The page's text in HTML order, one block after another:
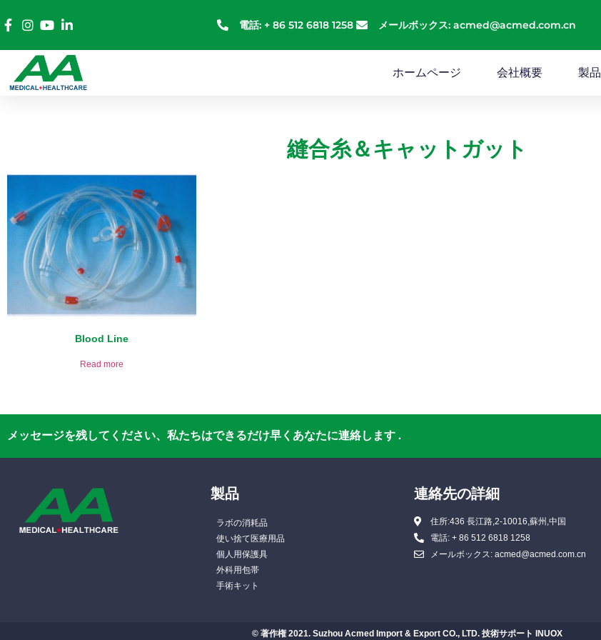
電話: + 86 512 6818 1258 メールボックス: acmed@acmed.com.cn
ホームページ 会社概要 製品
縫合糸＆キャットガット
Blood Line
Read more
メッセージを残してください、私たちはできるだけ早くあなたに連絡します .
製品
ラボの消耗品
使い捨て医療用品
個人用保護具
外科用包帯
手術キット
連絡先の詳細
住所:436 長江路,2-10016,蘇州,中国
電話: + 86 512 6818 1258
メールボックス: acmed@acmed.com.cn
© 著作権 2021. Suzhou Acmed Import & Export CO., LTD. 技術サポート INUOX